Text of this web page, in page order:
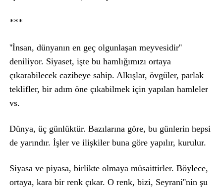
***
''İnsan, dünyanın en geç olgunlaşan meyvesidir''
deniliyor. Siyaset, işte bu hamlığımızı ortaya
çıkarabilecek cazibeye sahip. Alkışlar, övgüler, parlak
teklifler, bir adım öne çıkabilmek için yapılan hamleler
vs.
Dünya, üç günlüktür. Bazılarına göre, bu günlerin hepsi
de yarındır. İşler ve ilişkiler buna göre yapılır, kurulur.
Siyasa ve piyasa, birlikte olmaya müsaittirler. Böylece,
ortaya, kara bir renk çıkar. O renk, bizi, Seyrani''nin şu